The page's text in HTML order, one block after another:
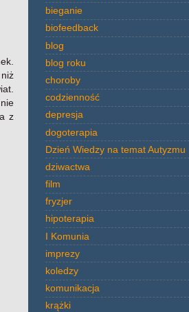
z
bieganie
biofeedback
blog
blog roku
choroby
codzienność
depresja
dogoterapia
Dzień Wiedzy na temat Autyzmu
dziwactwa
film
fryzjer
hipoterapia
I Komunia
imprezy
koledzy
komunikacja
krążki